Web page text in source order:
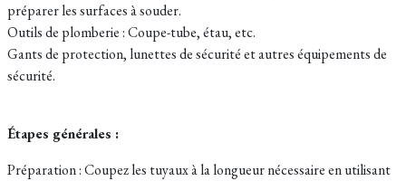
préparer les surfaces à souder.
Outils de plomberie : Coupe-tube, étau, etc.
Gants de protection, lunettes de sécurité et autres équipements de
sécurité.
Étapes générales :
Préparation : Coupez les tuyaux à la longueur nécessaire en utilisant